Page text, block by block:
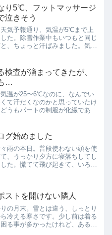
り5℃、フットマッサージ
泣きそう
気予報通り、気温が5℃まで上
た。除雪作業中もいつもと同じ
、ちょっと汗ばみました。気温
ーベットになって、踏んだ拍子
ちょっと危なかっ...
検査が溜まってきたが、
…
温が25〜6℃なのに、なんでい
て汗だくなのかと思っていたけ
うもパートの制服が化繊であま
り出したので、昼休みに自宅で
当たってます。エ...
グ始めました
雨の本日。普段使わない頭を使
、うっかり夕方に寝落ちしてし
た。慌てて飛び起きて、いろい
とか形になりまし...
ストを開けない隣人
の月末。雪とは違う、しっとり
冷える寒さです。少し前は着る
る事が多かったけれど、ある程